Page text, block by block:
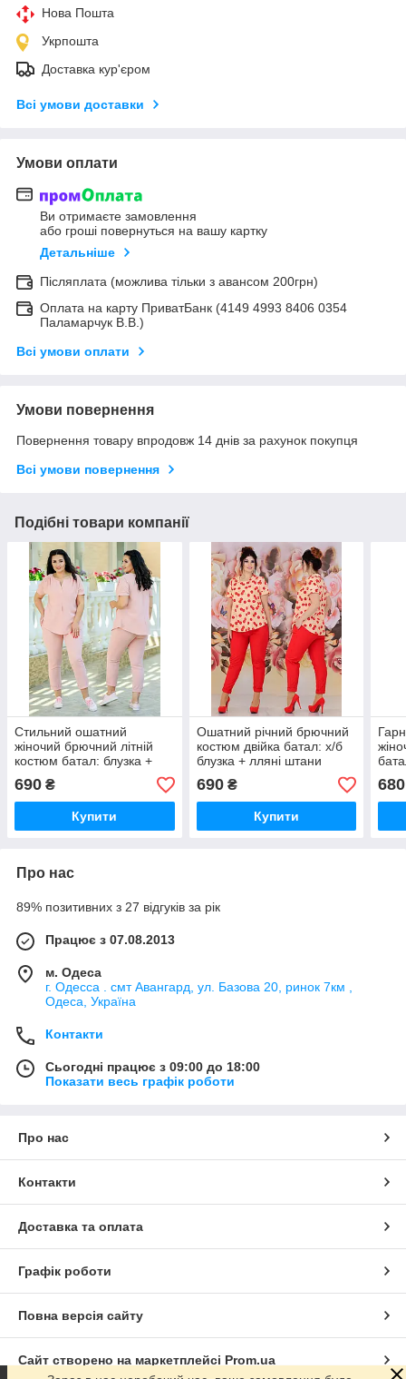
Нова Пошта
Укрпошта
Доставка кур'єром
Всі умови доставки
Умови оплати
Ви отримаєте замовлення
або гроші повернуться на вашу картку
Детальніше
Післяплата (можлива тільки з авансом 200грн)
Оплата на карту ПриватБанк (4149 4993 8406 0354
Паламарчук В.В.)
Всі умови оплати
Умови повернення
Повернення товару впродовж 14 днів за рахунок покупця
Всі умови повернення
Подібні товари компанії
Стильний ошатний
жіночий брючний літній
костюм батал: блузка +
Арт-2077/42
690 ₴
Купити
Ошатний річний брючний
костюм двійка батал: х/б
блузка + лляні штани
690₴
Купити
680
Про нас
89% позитивних з 27 відгуків за рік
Працює з 07.08.2013
м. Одеса
г. Одесса . смт Авангард, ул. Базова 20, ринок 7км ,
Одеса, Україна
Контакти
Сьогодні працює з 09:00 до 18:00
Показати весь графік роботи
Про нас
Контакти
Доставка та оплата
Графік роботи
Повна версія сайту
Сайт створено на маркетплейсі Prom.ua